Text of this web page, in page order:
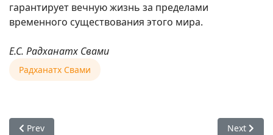
гарантирует вечную жизнь за пределами
временного существования этого мира.
Е.С. Радханатх Свами
Радханатх Свами
Previous article: Е.С. Радханатх Свами об искренности и
Prev Next
Next